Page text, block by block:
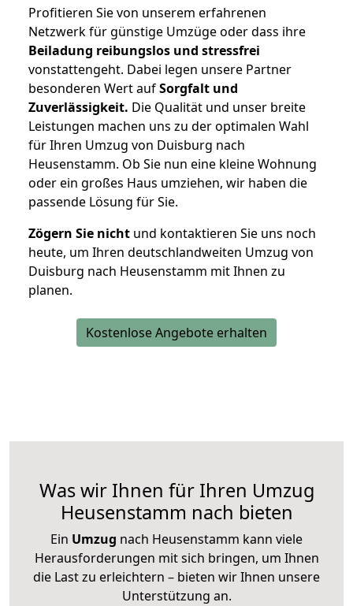
Profitieren Sie von unserem erfahrenen
Netzwerk für günstige Umzüge oder dass ihre
Beiladung reibungslos und stressfrei
vonstattengeht. Dabei legen unsere Partner
besonderen Wert aufSorgfalt und
Zuverlässigkeit. Die Qualität und unser breite
Leistungen machen uns zu der optimalen Wahl
für Ihren Umzug von Duisburg nach
Heusenstamm. Ob Sie nun eine kleine Wohnung
oder ein großes Haus umziehen, wir haben die
passende Lösung für Sie.
Zögern Sie nicht und kontaktieren Sie uns noch
heute, um Ihren deutschlandweiten Umzug von
Duisburg nach Heusenstamm mit Ihnen zu
planen.
Kostenlose Angebote erhalten
Was wir Ihnen für Ihren Umzug
Heusenstamm nach bieten
Ein Umzug nach Heusenstamm kann viele
Herausforderungen mit sich bringen, um Ihnen
die Last zu erleichtern – bieten wir Ihnen unsere
Unterstützung an.